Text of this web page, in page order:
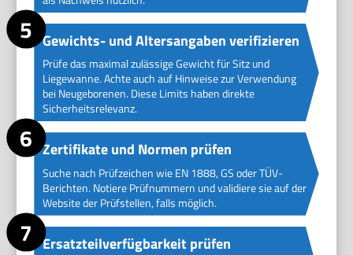
Gewichts- und Altersangaben verifizieren
Prüfe das maximal zulässige Gewicht für Sitz und
Liegewanne. Achte auch auf Hinweise zur Verwendung
bei Neugeborenen. Diese Limits haben direkte
Sicherheitsrelevanz.
Zertifikate und Normen prüfen
Suche nach Prüfzeichen wie EN 1888, GS oder TÜV-
Berichten. Notiere Prüfnummern und validiere sie auf der
Website der Prüfstellen, falls möglich.
Ersatzteilverfügbarkeit prüfen